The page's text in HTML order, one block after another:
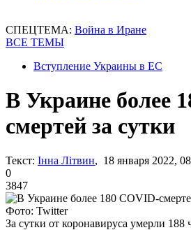
СПЕЦТЕМА: Война в Иране
ВСЕ ТЕМЫ
Вступление Украины в ЕС
В Украине более
смертей за сутки
Текст: Інна Літвин, 18 января 2022,
0
3847
Фото: Twitter
За сутки от коронавируса умерли 188